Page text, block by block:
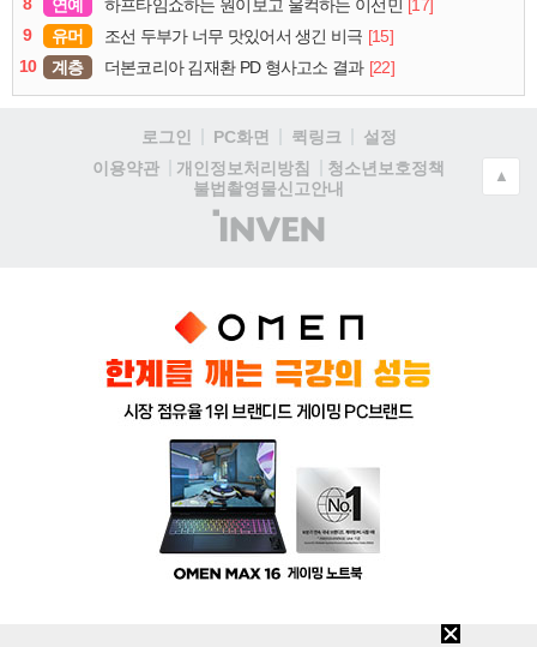
연예 하프타임쇼하는 원이보고 울컥하는 이선민 [17]
9
유머 조선 두부가 너무 맛있어서 생긴 비극 [15]
10
계층 더본코리아 김재환 PD 형사고소 결과 [22]
로그인 PC화면 퀵링크
설정
이용약관
개인정보처리방침
청소년보호정책
불법촬영물신고안내
(주)
인
▲